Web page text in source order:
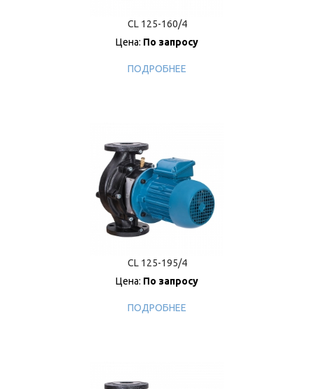
CL 125-160/4
Цена: По запросу
ПОДРОБНЕЕ
CL 125-195/4
Цена: По запросу
ПОДРОБНЕЕ